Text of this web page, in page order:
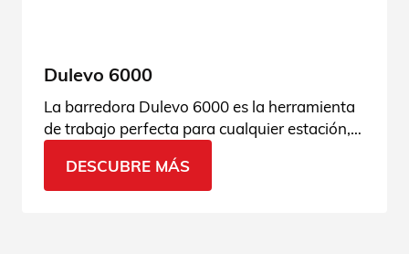
Dulevo 6000
La barredora Dulevo 6000 es la herramienta
de trabajo perfecta para cualquier estación,
DESCUBRE MÁS